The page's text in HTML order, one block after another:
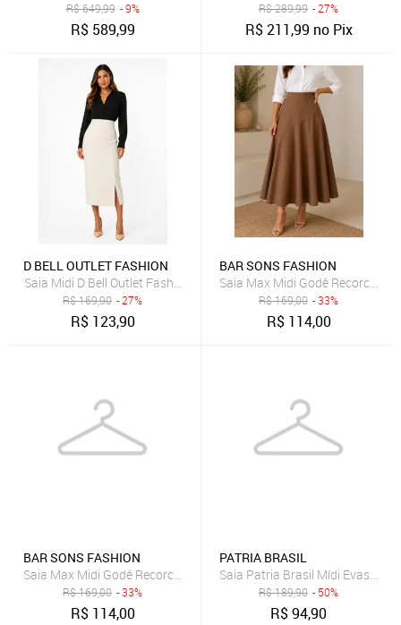
R$649,99 - 9%
R$ 589,99
R$289,99 - 27%
R$211,99 no Pix
D BELL OUTLET FASHION
Saia Midi D Bell Outlet Fashion Fenda Off White
R$169,90 - 27%
R$ 123,90
BAR SONS FASHION
Saia Max Midi Godê Recorco
R$169,00 - 33%
R$ 114,00
BAR SONS FASHION
Saia Max Midi Godê Recorco Assimetrico Cintura Alta em Linho
R$169,00 - 33%
R$ 114,00
PATRIA BRASIL
Saia Patria Brasil Mídi Evasê de
R$189,90 - 50%
R$94,90